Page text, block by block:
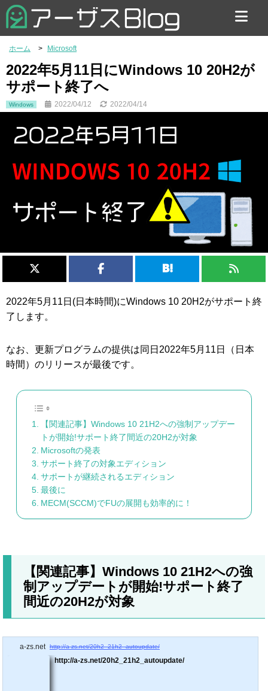
お問い合わせ
ホーム Microsoft
2022年5月11日にWindows 10 20H2が
サポート終了へ
Windows 2022/04/12 2022/04/14
2022年5月11日(日本時間)にWindows 10 20H2がサポート終
了します。
なお、更新プログラムの提供は同日2022年5月11日（日本
時間）のリリースが最後です。
【関連記事】Windows 10 21H2への強制アップデー
トが開始!サポート終了間近の20H2が対象
Microsoftの発表
サポート終了の対象エディション
サポートが継続されるエディション
最後に
MECM(SCCM)でFUの展開も効率的に！
【関連記事】Windows 10 21H2への強
制アップデートが開始!サポート終了
間近の20H2が対象
a-zs.net http://a-zs.net/20h2_21h2_autoupdate/
http://a-zs.net/20h2_21h2_autoupdate/